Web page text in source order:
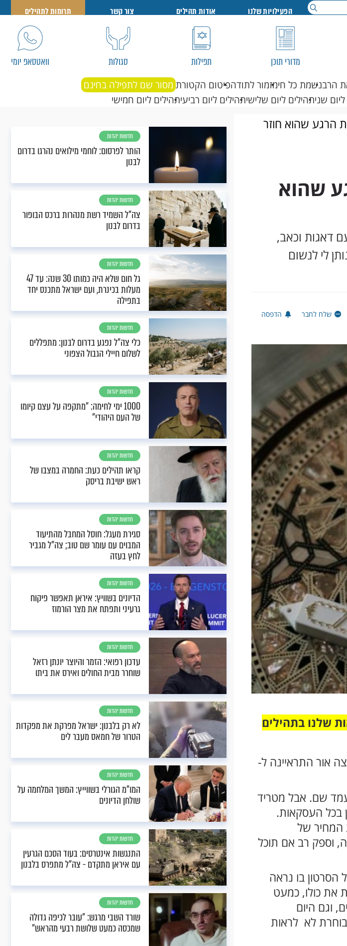
הפעילויות שלנו אודות תהילים צור קשר תרומות לתהילים
מדורי תוכן תפילות סגולות וואטסאפ יומי
הרבנשמת כל חימזמור לתודהפיטום הקטורת מסור שם לתפילה בחינם
שניתהילים ליום שלישיתהילים ליום רביעיתהילים ליום חמישי
הרגע שהוא חוזר
שהוא
דאגות וכאב,
לי לנשום
שלח לחבר הדפסה
שלנו בתהילים
אור התראיינה ל-
שם. אבל מטריד
בכל העסקאות.
המחיר של
וספק רב אם תוכל
בו נראה
את כולו, כמעט
וגם היום
לא לראות
חדשות יהדות
הותר לפרסום: לוחמי מילואים נהרגו בדרום
לבנון
חדשות יהדות
צה"ל השמיד רשת מנהרות ברכס הבופור
בדרום לבנון
חדשות יהדות
גל חום שלא היה כמותו 30 שנה: עד 47
מעלות בכינרת, ועם ישראל מתכנס יחד
בתפילה
חדשות יהדות
כלי צה"ל נפגע בדרום לבנון: מתפללים
לשלום חיילי הגבול הצפוני
חדשות יהדות
1000 ימי לחימה: "מתקפה על עצם קיומו
של העם היהודי"
חדשות יהדות
קראו תהילים כעת: החמרה במצבו של
ראש ישיבת בריסק
חדשות יהדות
סגירת מעגל: חוסל המחבל מהתיעוד
המבוים עם עומר שם טוב; צה"ל מגביר
לחץ בעזה
חדשות יהדות
הדיונים בשוויץ: איראן תאפשר פיקוח
גרעיני ותפתח את מצר הורמוז
חדשות יהדות
עדכון רפואי: הזמר והיוצר יונתן רזאל
שוחרר מבית החולים ואירס את ביתו
חדשות יהדות
לא רק בלבנון: ישראל מפרקת את מפקדות
הטרור של חמאס מעבר לים
חדשות יהדות
המו"מ הגורלי בשווייץ: המשך המלחמה על
שולחן הדיונים
חדשות יהדות
התנגשות אינטרסים: בעוד הסכם הגרעין
עם איראן מתקדם - צה"ל מתפרס בלבנון
חדשות יהדות
שורד השבי מרגש: "עובר לכיפה גדולה
שמכסה כמעט שלושת רבעי מהראש"